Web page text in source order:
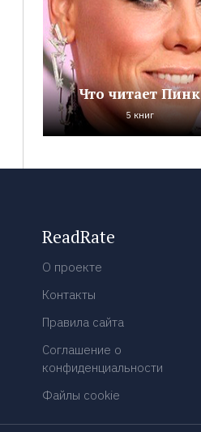
Что читает Пинк
5 книг
ReadRate
О проекте
Контакты
Правила сайта
Соглашение о
конфиденциальности
Файлы cookie